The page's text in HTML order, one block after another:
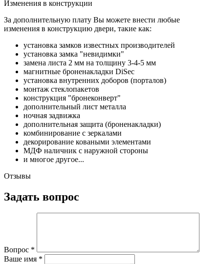
Изменения в конструкции
За дополнительную плату Вы можете внести любые
изменения в конструкцию двери, такие как:
установка замков известных производителей
установка замка "невидимки"
замена листа 2 мм на толщину 3-4-5 мм
магнитные броненакладки DiSec
установка внутренних доборов (порталов)
монтаж стеклопакетов
конструкция "бронеконверт"
дополнительный лист металла
ночная задвижка
дополнительная защита (броненакладки)
комбинирование с зеркалами
декорирование коваными элементами
МДФ наличник с наружной стороны
и многое другое...
Отзывы
Задать вопрос
Вопрос *
Ваше имя *